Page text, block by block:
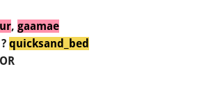
, gaamae
quicksand_bed